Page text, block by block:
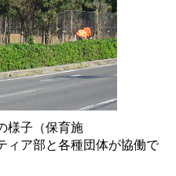
様子（保育施
ィア部と各種団体が協働で